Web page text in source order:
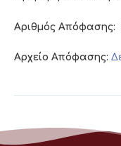
Αριθμός Απόφασης:
Αρχείο Απόφασης: